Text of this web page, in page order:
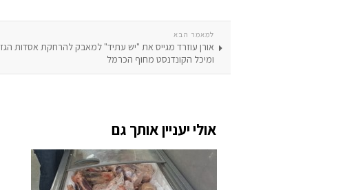
למאמר הבא
אורן עוזרד מגייס את "יש עתיד" למאבק להרחקת אסדות הגז
ומיכל הקונדנסט מחוף הכרמל
אולי יעניין אותך גם